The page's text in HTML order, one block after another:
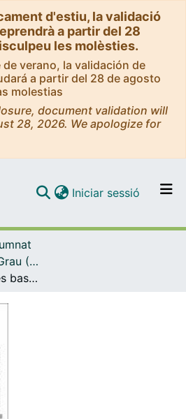
d'estiu, la validació
a partir del 28
les molèsties.
verano, la validación de
a partir del 28 de agosto
molestias
document validation will
28, 2026. We apologize for
Navega per tot el DD
Iniciar sessió (current)
Treballs Finals de Grau (TFG) - Física
Analysis of samples based on a polarization microscope technique